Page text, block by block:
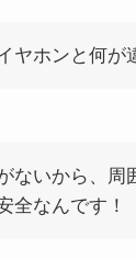
ヤホンと何が
ないから、周
全なんです！